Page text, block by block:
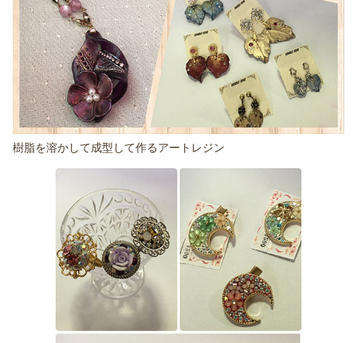
樹脂を溶かして成型して作るアートレジン